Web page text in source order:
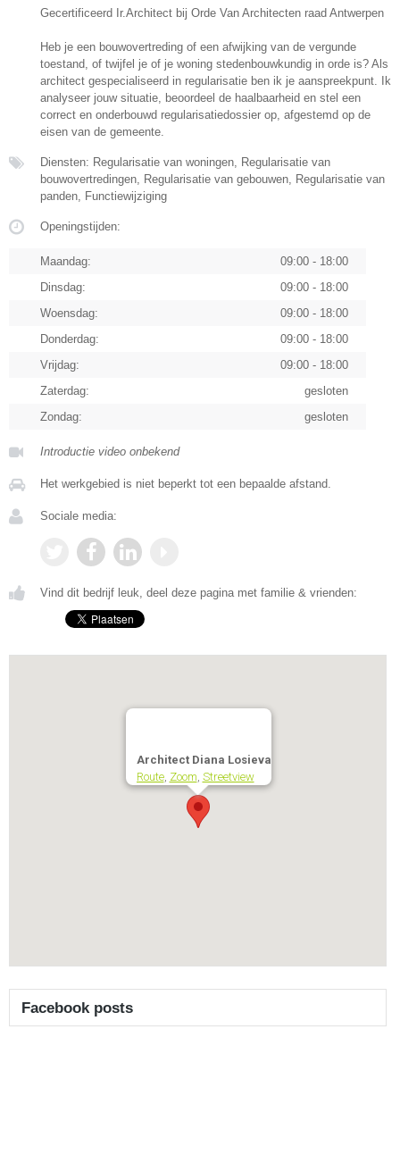
Gecertificeerd Ir.Architect bij Orde Van Architecten raad Antwerpen
Heb je een bouwovertreding of een afwijking van de vergunde
toestand, of twijfel je of je woning stedenbouwkundig in orde is? Als
architect gespecialiseerd in regularisatie ben ik je aanspreekpunt. Ik
analyseer jouw situatie, beoordeel de haalbaarheid en stel een
correct en onderbouwd regularisatiedossier op, afgestemd op de
eisen van de gemeente.
Diensten: Regularisatie van woningen, Regularisatie van
bouwovertredingen, Regularisatie van gebouwen, Regularisatie van
panden, Functiewijziging
Openingstijden:
Maandag:
09:00 - 18:00
Dinsdag:
09:00 - 18:00
Woensdag:
09:00 - 18:00
Donderdag:
09:00 - 18:00
Vrijdag:
09:00 - 18:00
Zaterdag:
gesloten
Zondag:
gesloten
Introductie video onbekend
Het werkgebied is niet beperkt tot een bepaalde afstand.
Sociale media:
Vind dit bedrijf leuk, deel deze pagina met familie & vrienden:
Architect Diana Losieva
Route, Zoom, Streetview
Facebook posts